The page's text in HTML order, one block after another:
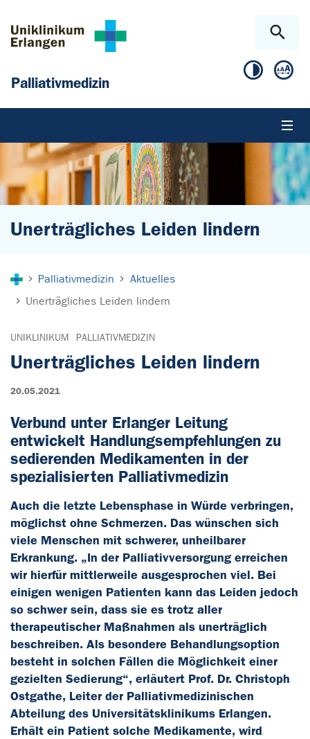
Palliativmedizin
Unerträgliches Leiden lindern
Palliativmedizin
Aktuelles
Unerträgliches Leiden lindern
UNIKLINIKUM PALLIATIVMEDIZIN
Unerträgliches Leiden lindern
20.05.2021
Verbund unter Erlanger Leitung
entwickelt Handlungsempfehlungen zu
sedierenden Medikamenten in der
spezialisierten Palliativmedizin
Auch die letzte Lebensphase in Würde verbringen,
möglichst ohne Schmerzen. Das wünschen sich
viele Menschen mit schwerer, unheilbarer
Erkrankung. „In der Palliativversorgung erreichen
wir hierfür mittlerweile ausgesprochen viel. Bei
einigen wenigen Patienten kann das Leiden jedoch
so schwer sein, dass sie es trotz aller
therapeutischer Maßnahmen als unerträglich
beschreiben. Als besondere Behandlungsoption
besteht in solchen Fällen die Möglichkeit einer
gezielten Sedierung“, erläutert Prof. Dr. Christoph
Ostgathe, Leiter der Palliativmedizinischen
Abteilung des Universitätsklinikums Erlangen.
Erhält ein Patient solche Medikamente, wird